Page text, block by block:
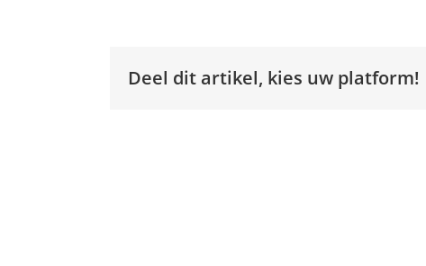
Deel dit artikel, kies uw platform!